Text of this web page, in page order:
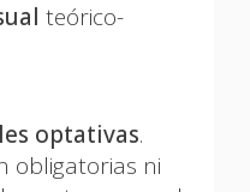
teórico-
optativas.
obligatorias ni